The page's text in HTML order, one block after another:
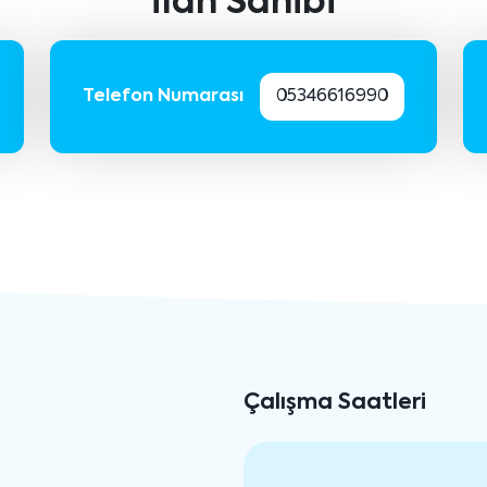
Telefon Numarası 05346616990
Çalışma Saatleri